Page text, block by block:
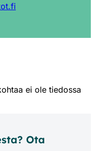
ei ole tiedossa
Ota